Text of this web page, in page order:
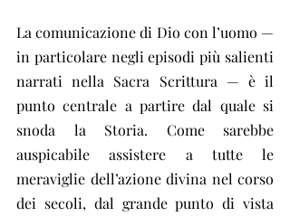
La comunicazione di Dio con l’uomo —
in particolare negli episodi più salienti
narrati nella Sacra Scrittura — è il
punto centrale a partire dal quale si
snoda la Storia. Come sarebbe
auspicabile assistere a tutte le
meraviglie dell’azione divina nel corso
dei secoli, dal grande punto di vista